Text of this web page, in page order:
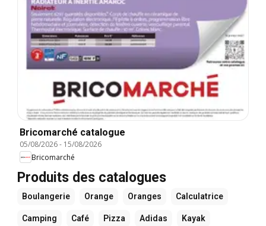
Bricomarché catalogue
05/08/2026- 15/08/2026
Bricomarché
Produits des catalogues
Boulangerie Orange Oranges Calculatrice
Camping Café Pizza Adidas Kayak